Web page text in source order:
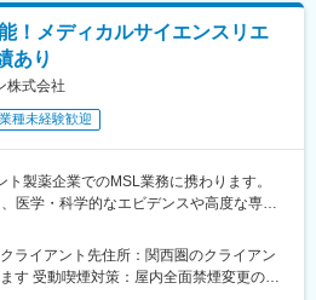
る業務
ロモーション
よっては、選考保留（ご紹介できるプロジ
となる場合もございますのであらかじめ
いします※
：
エリアを跨いでの転勤はないため、転勤
す。
！メディカルサイエンスリエ
あり
株式会社
業種未経験歓迎
製薬企業でのMSL業務に携わります。
医学・科学的なエビデンスや高度な専門
キーオピニオンリーダー）のマネジメント
ライアント先住所：関西圏のクライアン
す 受動喫煙対策：屋内全面禁煙変更の範